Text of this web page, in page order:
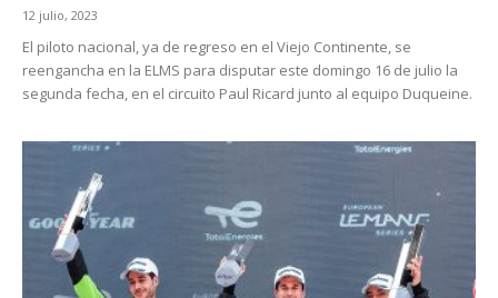
12 julio, 2023
El piloto nacional, ya de regreso en el Viejo Continente, se
reengancha en la ELMS para disputar este domingo 16 de julio la
segunda fecha, en el circuito Paul Ricard junto al equipo Duqueine.